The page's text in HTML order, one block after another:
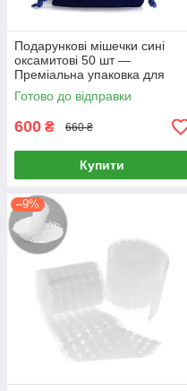
Подарункові мішечки сині
оксамитові 50 шт —
Преміальна упаковка для
прикрас та аксесуарів (10х15
см)
Готово до відправки
600 ₴ 660 ₴
Купити
–9%